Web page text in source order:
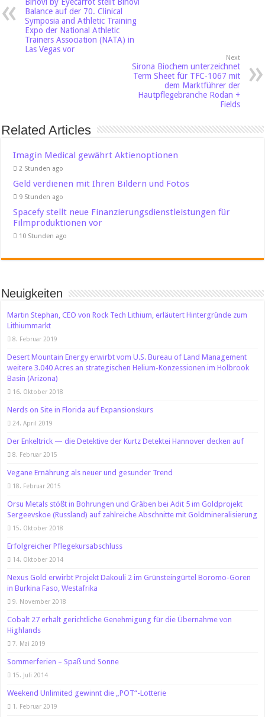
Balance auf der 70. Clinical
Symposia and Athletic Training
Expo der National Athletic
Trainers Association (NATA) in
Las Vegas vor
Next
Sirona Biochem unterzeichnet
Term Sheet für TFC-1067 mit
dem Marktführer der
Hautpflegebranche Rodan +
Fields
Related Articles
Imagin Medical gewährt Aktienoptionen
2 Stunden ago
Geld verdienen mit Ihren Bildern und Fotos
9 Stunden ago
Spacefy stellt neue Finanzierungsdienstleistungen für
Filmproduktionen vor
10 Stunden ago
Neuigkeiten
Martin Stephan, CEO von Rock Tech Lithium, erläutert Hintergründe zum
Lithiummarkt
8. Februar 2019
Desert Mountain Energy erwirbt vom U.S. Bureau of Land Management
weitere 3.040 Acres an strategischen Helium-Konzessionen im Holbrook
Basin (Arizona)
16. Oktober 2018
Nerds on Site in Florida auf Expansionskurs
24. April 2019
Der Enkeltrick — die Detektive der Kurtz Detektei Hannover decken auf
8. Februar 2015
Vegane Ernährung als neuer und gesunder Trend
18. Februar 2015
Orsu Metals stößt in Bohrungen und Gräben bei Adit 5 im Goldprojekt
Sergeevskoe (Russland) auf zahlreiche Abschnitte mit Goldmineralisierung
15. Oktober 2018
Erfolgreicher Pflegekursabschluss
14. Oktober 2014
Nexus Gold erwirbt Projekt Dakouli 2 im Grünsteingürtel Boromo-Goren
in Burkina Faso, Westafrika
9. November 2018
Cobalt 27 erhält gerichtliche Genehmigung für die Übernahme von
Highlands
7. Mai 2019
Sommerferien – Spaß und Sonne
15. Juli 2014
Weekend Unlimited gewinnt die „POT“-Lotterie
1. Februar 2019